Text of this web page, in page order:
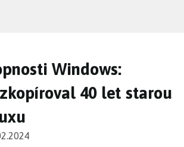
Windows:
40 let starou